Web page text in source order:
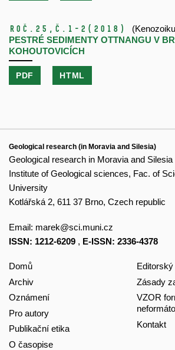
Roč.25, č.1-2 (2018)
PESTRÉ SEDIMENTY OTTNANGU V
KOHOUTOVICÍCH
PDF HTML
Geological research (in Moravia and Silesia)
Geological research in Moravia and Silesia
Institute of Geological sciences, Fac. of
University
Kotlářská 2, 611 37 Brno, Czech republic
Email: marek@sci.muni.cz
ISSN: 1212-6209 , E-ISSN: 2336-4378
Domů
Archiv
Oznámení
Pro autory
Publikační etika
O časopise
Zásady
VZOR
Kontakt